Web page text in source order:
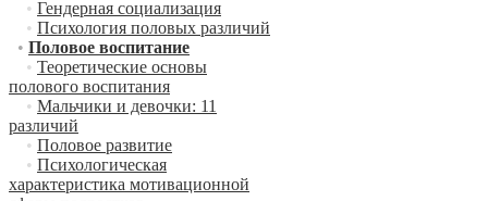
• Гендерная социализация
• Психология половых различий
• Половое воспитание
• Теоретические основы
полового воспитания
• Мальчики и девочки: 11
различий
• Половое развитие
• Психологическая
характеристика мотивационной